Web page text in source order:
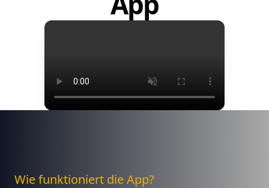
Wie funktioniert die App?